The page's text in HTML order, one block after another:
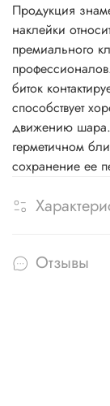
Продукция
наклейки
премиального
биток
способствует
движению шара.
герметичном
сохранение ее
Отзывы